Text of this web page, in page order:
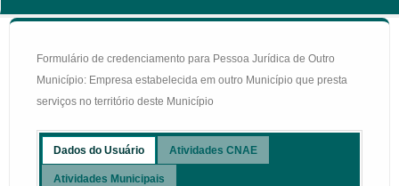
Formulário de credenciamento para Pessoa Jurídica de Outro
Município: Empresa estabelecida em outro Município que presta
serviços no território deste Município
Dados do Usuário Atividades CNAE
Atividades Municipais